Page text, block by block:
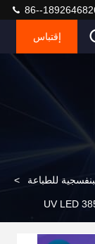
86--
إقتباس
للطباعة >